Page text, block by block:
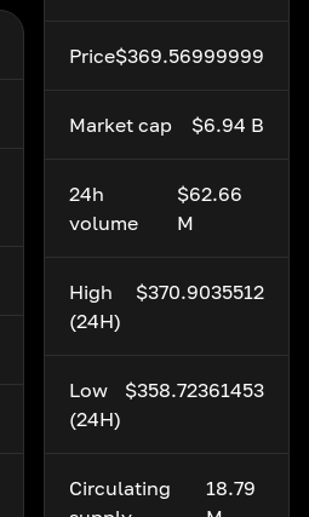
Price$369.56999999
Market cap $6.94 B
24h
volume
$62.66
M
High
(24H)
$370.9035512
Low
(24H)
$358.72361453
Circulating
18.79